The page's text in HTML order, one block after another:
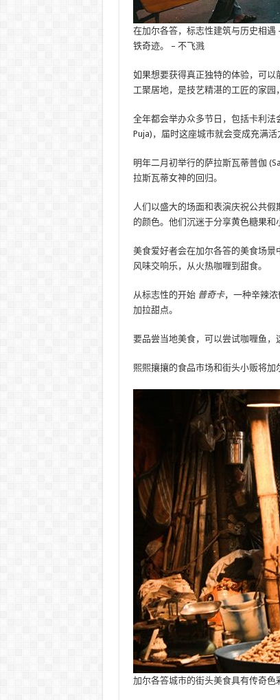
在加尔各答，标志性建筑与历史相
铁奇迹。 – 不飞溅
如果想要获得真正独特的体验，可
工聚居地，是技艺精湛的工匠的家园
全年都会举办众多节日，包括卡利法
Puja)，届时这座城市就会变成充满
明年二月初举行的萨拉斯瓦蒂普伽
拉斯瓦蒂女神的回归。
人们以盛大的场面和表演庆祝公共
的颜色。他们沉迷于分享黄色糖果和
美食爱好者会在加尔各答的美食场
风味交响乐，从火热咖喱到甜食。
从标志性的开始 普奇卡，一种辛辣
加拉甜点。
要品尝当地美食，可以尝试咖喱鱼，
熙熙攘攘的食品市场和街头小贩将加
加尔各答城市的街头美食具有传奇